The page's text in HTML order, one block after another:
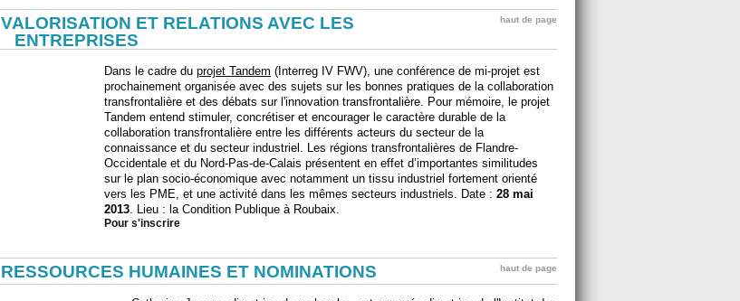
VALORISATION ET RELATIONS AVEC LES
ENTREPRISES
haut de page
Dans le cadre du projet Tandem (Interreg IV FWV), une conférence de mi-projet est
prochainement organisée avec des sujets sur les bonnes pratiques de la collaboration
transfrontalière et des débats sur l'innovation transfrontalière. Pour mémoire, le projet
Tandem entend stimuler, concrétiser et encourager le caractère durable de la
collaboration transfrontalière entre les différents acteurs du secteur de la
connaissance et du secteur industriel. Les régions transfrontalières de Flandre-
Occidentale et du Nord-Pas-de-Calais présentent en effet d’importantes similitudes
sur le plan socio-économique avec notamment un tissu industriel fortement orienté
vers les PME, et une activité dans les mêmes secteurs industriels. Date : 28 mai
2013 . Lieu : la Condition Publique à Roubaix.
Pour s'inscrire
RESSOURCES HUMAINES ET NOMINATIONS haut de page